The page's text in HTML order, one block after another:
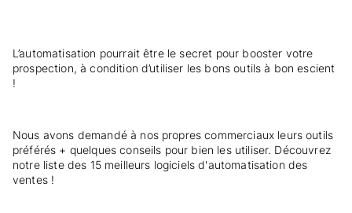
L’automatisation pourrait être le secret pour booster votre
prospection, à condition d’utiliser les bons outils à bon escient
!
Nous avons demandé à nos propres commerciaux leurs outils
préférés + quelques conseils pour bien les utiliser. Découvrez
notre liste des 15 meilleurs logiciels d'automatisation des
ventes !